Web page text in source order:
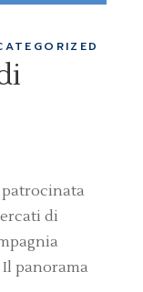
patrocinata
di
panorama